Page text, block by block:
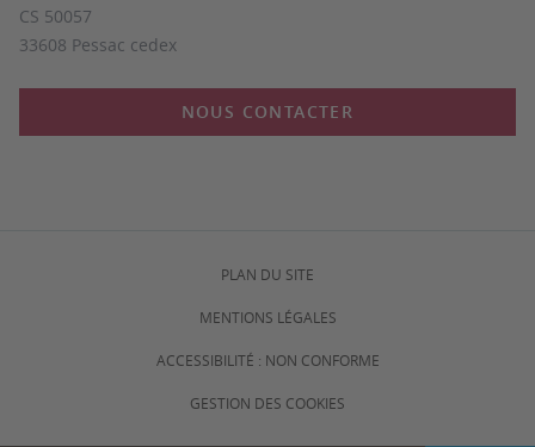
CS 50057
33608 Pessac cedex
NOUS CONTACTER
PLAN DU SITE
MENTIONS LÉGALES
ACCESSIBILITÉ : NON CONFORME
GESTION DES COOKIES